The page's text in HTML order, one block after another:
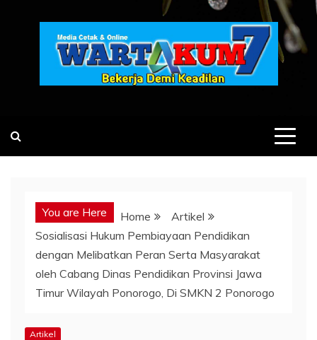
You are Here Home
Artikel
Sosialisasi Hukum Pembiayaan Pendidikan
dengan Melibatkan Peran Serta Masyarakat
oleh Cabang Dinas Pendidikan Provinsi Jawa
Timur Wilayah Ponorogo, Di SMKN 2 Ponorogo
Artikel